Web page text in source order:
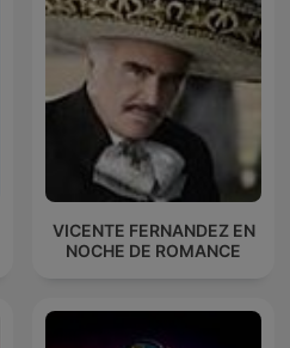
VICENTE FERNANDEZ EN
NOCHE DE ROMANCE